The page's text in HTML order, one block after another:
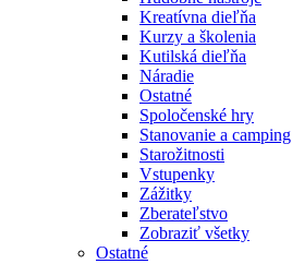
Kreatívna dieľňa
Kurzy a školenia
Kutilská dieľňa
Náradie
Ostatné
Spoločenské hry
Stanovanie a camping
Starožitnosti
Vstupenky
Zážitky
Zberateľstvo
Zobraziť všetky
Ostatné